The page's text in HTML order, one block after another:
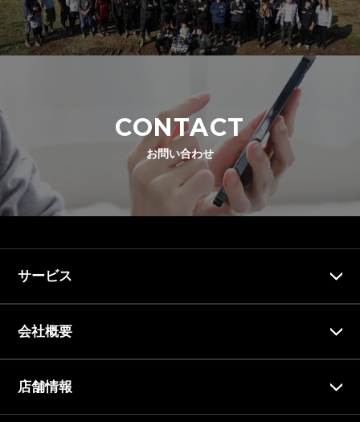
CONTACT
お問い合わせ
サービス
会社概要
店舗情報